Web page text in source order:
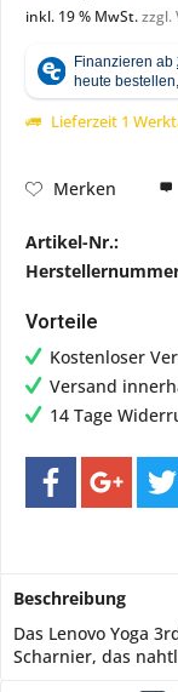
inkl. 19 % MwSt.zzgl.
Lieferzeit 1
Merken
Artikel-Nr.:
Vorteile
Kostenloser
Versand
14 Tage
Beschreibung
Das Lenovo Yoga
Scharnier, das